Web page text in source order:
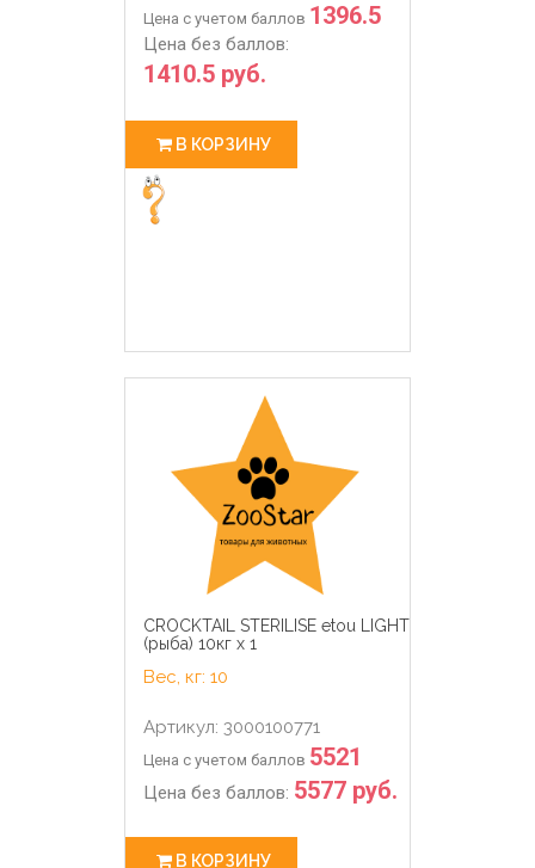
Цена с учетом баллов 1396.5
Цена без баллов:
1410.5 руб.
В КОРЗИНУ
CROCKTAIL STERILISE etou LIGHT
(рыба) 10кг х 1
Вес, кг: 10
Артикул: 3000100771
Цена с учетом баллов 5521
Цена без баллов: 5577 руб.
В КОРЗИНУ